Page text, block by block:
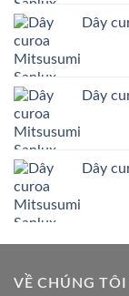
Dây
Dây
Dây
VỀ CHÚNG TÔI